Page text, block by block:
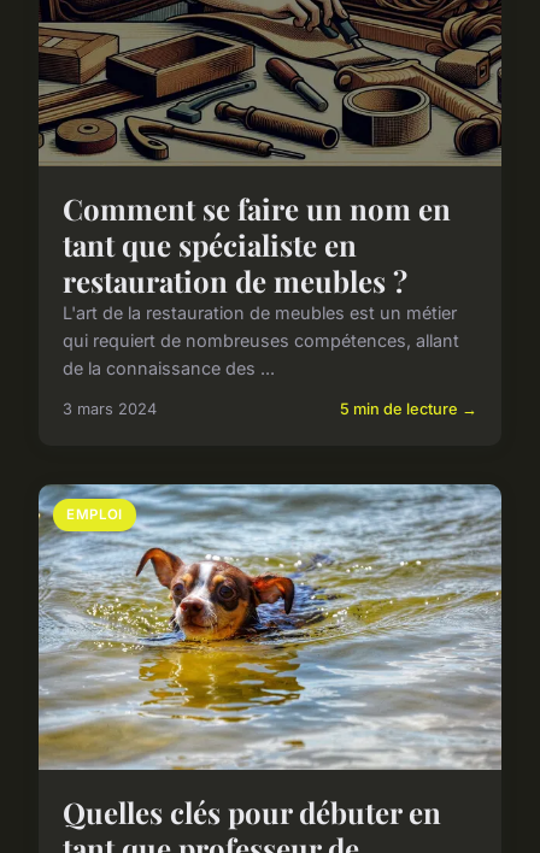
Comment se faire un nom en
tant que spécialiste en
restauration de meubles ?
L'art de la restauration de meubles est un métier
qui requiert de nombreuses compétences, allant
de la connaissance des ...
3 mars 2024 5 min de lecture →
EMPLOI
Quelles clés pour débuter en